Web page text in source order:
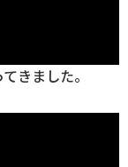
きました。